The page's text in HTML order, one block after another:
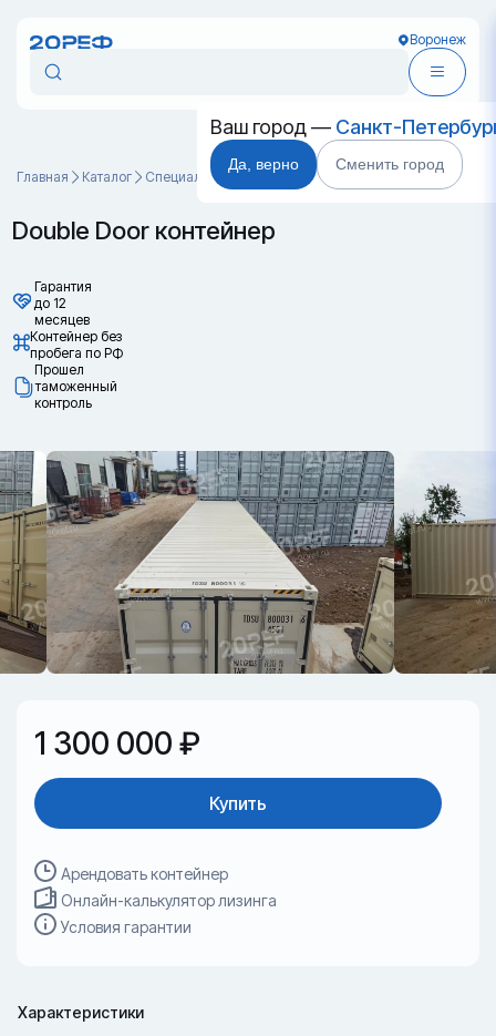
Воронеж
Ваш город — Санкт-
Да, верно Сменить город
Главная Каталог Специальные контейнеры Double Door контейнер
Double Door контейнер
Гарантия
до 12
месяцев
Контейнер без
пробега по РФ
Прошел
таможенный
контроль
1 300 000 ₽
Купить
Арендовать контейнер
Онлайн-калькулятор лизинга
Условия гарантии
Характеристики